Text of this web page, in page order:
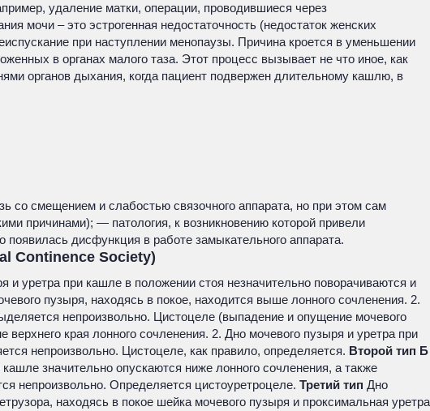
удаление матки, операции, проводившиеся через
мочи – это эстрогенная недостаточность (недостаток женских
при наступлении менопаузы. Причина кроется в уменьшении
в органах малого таза. Этот процесс вызывает не что иное, как
органов дыхания, когда пациент подвержен длительному кашлю, в
со смещением и слабостью связочного аппарата, но при этом сам
причинами); — патология, к возникновению которой привели
дисфункция в работе замыкательного аппарата.
Continence Society)
уретра при кашле в положении стоя незначительно поворачиваются и
пузыря, находясь в покое, находится выше лонного сочленения. 2.
непроизвольно. Цистоцеле (выпадение и опущение мочевого
края лонного сочленения. 2. Дно мочевого пузыря и уретра при
непроизвольно. Цистоцеле, как правило, определяется. Второй тип Б
значительно опускаются ниже лонного сочленения, а также
непроизвольно. Определяется цистоуретроцеле. Третий тип Дно
находясь в покое шейка мочевого пузыря и проксимальная уретра